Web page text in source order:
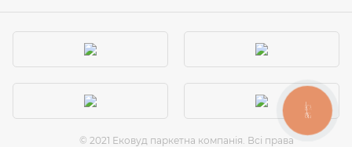
© 2021 Ековуд паркетна компанія. Всі права
КНОПКА
ЗВ'ЯЗКУ